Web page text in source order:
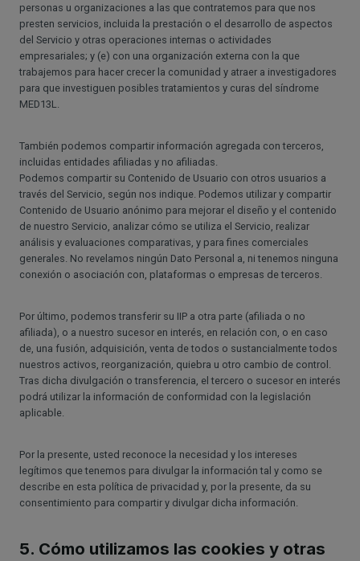
personas u organizaciones a las que contratemos para que nos
presten servicios, incluida la prestación o el desarrollo de aspectos
del Servicio y otras operaciones internas o actividades
empresariales; y (e) con una organización externa con la que
trabajemos para hacer crecer la comunidad y atraer a investigadores
para que investiguen posibles tratamientos y curas del síndrome
MED13L.
También podemos compartir información agregada con terceros,
incluidas entidades afiliadas y no afiliadas.
Podemos compartir su Contenido de Usuario con otros usuarios a
través del Servicio, según nos indique. Podemos utilizar y compartir
Contenido de Usuario anónimo para mejorar el diseño y el contenido
de nuestro Servicio, analizar cómo se utiliza el Servicio, realizar
análisis y evaluaciones comparativas, y para fines comerciales
generales. No revelamos ningún Dato Personal a, ni tenemos ninguna
conexión o asociación con, plataformas o empresas de terceros.
Por último, podemos transferir su IIP a otra parte (afiliada o no
afiliada), o a nuestro sucesor en interés, en relación con, o en caso
de, una fusión, adquisición, venta de todos o sustancialmente todos
nuestros activos, reorganización, quiebra u otro cambio de control.
Tras dicha divulgación o transferencia, el tercero o sucesor en interés
podrá utilizar la información de conformidad con la legislación
aplicable.
Por la presente, usted reconoce la necesidad y los intereses
legítimos que tenemos para divulgar la información tal y como se
describe en esta política de privacidad y, por la presente, da su
consentimiento para compartir y divulgar dicha información.
5. Cómo utilizamos las cookies y otras